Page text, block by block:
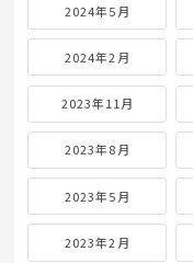
2024年5月
2024年2月
2023年11月
2023年8月
2023年5月
2023年2月